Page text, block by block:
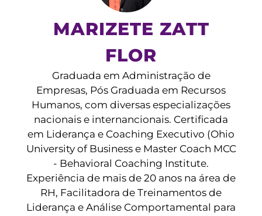
MARIZETE ZATT
FLOR
Graduada em Administração de
Empresas, Pós Graduada em Recursos
Humanos, com diversas especializações
nacionais e internancionais. Certificada
em Liderança e Coaching Executivo (Ohio
University of Business e Master Coach MCC
- Behavioral Coaching Institute.
Experiência de mais de 20 anos na área de
RH, Facilitadora de Treinamentos de
Liderança e Análise Comportamental para